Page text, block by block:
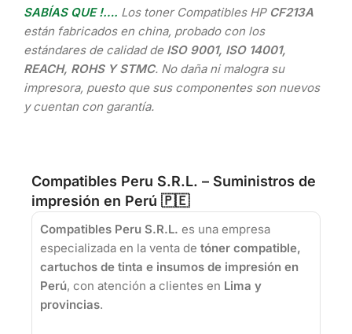
SABÍAS QUE !…. Los toner Compatibles HP CF213A
están fabricados en china, probado con los
estándares de calidad de ISO 9001, ISO 14001,
REACH, ROHS Y STMC. No daña ni malogra su
impresora, puesto que sus componentes son nuevos
y cuentan con garantía.
Compatibles Peru S.R.L. – Suministros de
impresión en Perú 🇵🇪
Compatibles Peru S.R.L. es una empresa
especializada en la venta de tóner compatible,
cartuchos de tinta e insumos de impresión en
Perú, con atención a clientes en Lima y
provincias.